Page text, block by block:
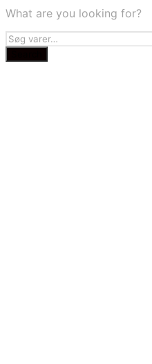
What are you looking for?